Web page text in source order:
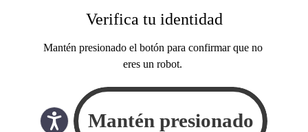
Verifica tu identidad
Mantén presionado el botón para confirmar que no
eres un robot.